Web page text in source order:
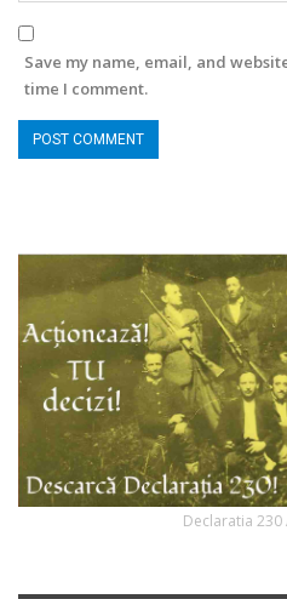
Save my name, email, and
time I comment.
Declaratia 230